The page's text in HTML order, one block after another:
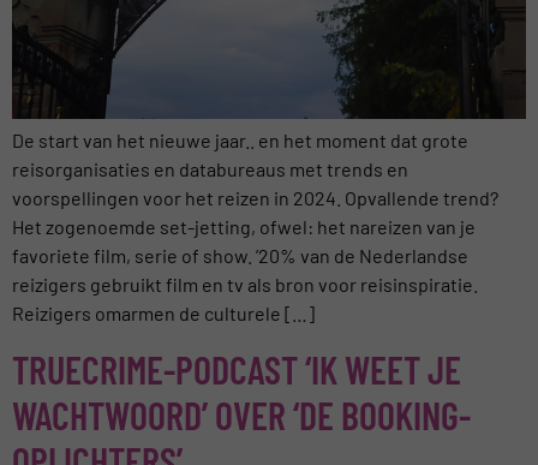
De start van het nieuwe jaar.. en het moment dat grote
reisorganisaties en databureaus met trends en
voorspellingen voor het reizen in 2024. Opvallende trend?
Het zogenoemde set-jetting, ofwel: het nareizen van je
favoriete film, serie of show. ’20% van de Nederlandse
reizigers gebruikt film en tv als bron voor reisinspiratie.
Reizigers omarmen de culturele […]
TRUECRIME-PODCAST ‘IK WEET JE
WACHTWOORD’ OVER ‘DE BOOKING-